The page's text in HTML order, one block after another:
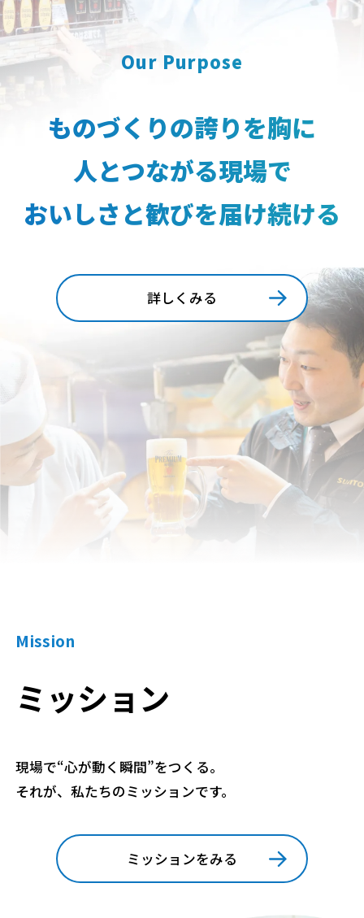
Our Purpose
ものづくりの誇りを胸に
人とつながる現場で
おいしさと歓びを届け続ける
詳しくみる
Mission
ミッション
現場で“心が動く瞬間”をつくる。
それが、私たちのミッションです。
ミッションをみる